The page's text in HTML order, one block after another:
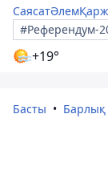
СаясатӘлем
#Референдум-
+19°
Басты